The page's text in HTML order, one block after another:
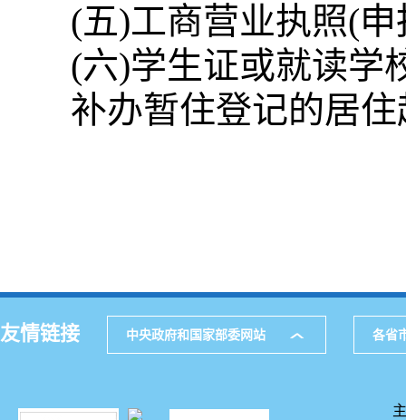
(五)工商营业执照(
(六)学生证或就读学
补办暂住登记的居
友情链接 中央政府和国家部委网站 各省